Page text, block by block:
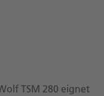
TSM 280 eignet